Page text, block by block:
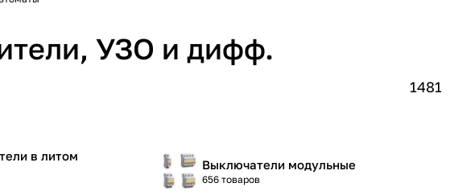
УЗО и дифф.
1481
в литом
Выключатели модульные
656 товаров